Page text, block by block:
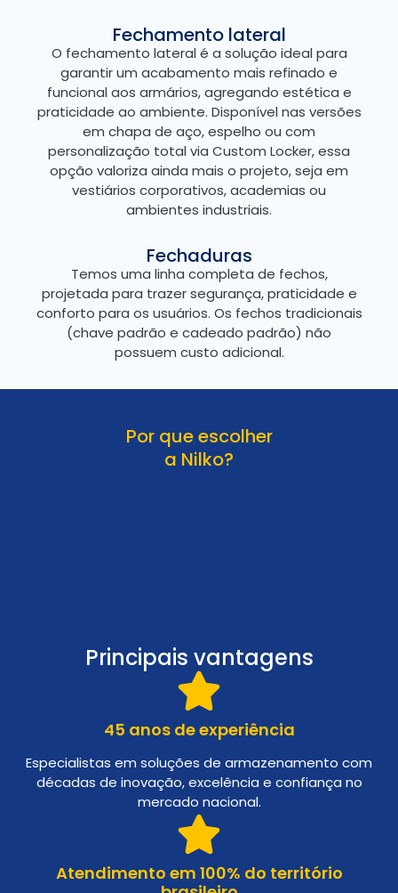
Fechamento lateral
O fechamento lateral é a solução ideal para
garantir um acabamento mais refinado e
funcional aos armários, agregando estética e
praticidade ao ambiente. Disponível nas versões
em chapa de aço, espelho ou com
personalização total via Custom Locker, essa
opção valoriza ainda mais o projeto, seja em
vestiários corporativos, academias ou
ambientes industriais.
Fechaduras
Temos uma linha completa de fechos,
projetada para trazer segurança, praticidade e
conforto para os usuários. Os fechos tradicionais
(chave padrão e cadeado padrão) não
possuem custo adicional.
Por que escolher
a Nilko?
Principais vantagens
45 anos de experiência
Especialistas em soluções de armazenamento com
décadas de inovação, excelência e confiança no
mercado nacional.
Atendimento em 100% do território